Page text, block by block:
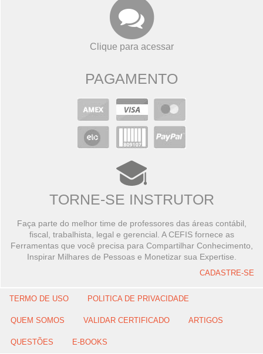
Clique para acessar
PAGAMENTO
TORNE-SE INSTRUTOR
Faça parte do melhor time de professores das áreas contábil,
fiscal, trabalhista, legal e gerencial. A CEFIS fornece as
Ferramentas que você precisa para Compartilhar Conhecimento,
Inspirar Milhares de Pessoas e Monetizar sua Expertise.
CADASTRE-SE
TERMO DE USO POLITICA DE PRIVACIDADE
QUEM SOMOS VALIDAR CERTIFICADO ARTIGOS
QUESTÕES E-BOOKS